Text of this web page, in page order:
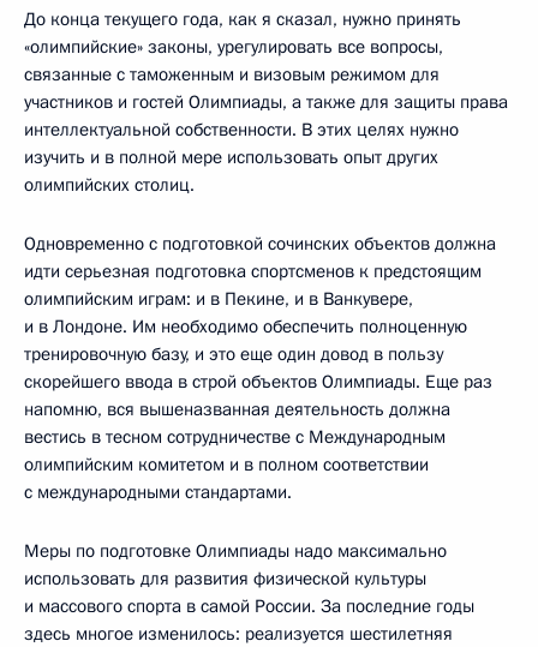
До конца текущего года, как я сказал, нужно принять
«олимпийские» законы, урегулировать все вопросы,
связанные с таможенным и визовым режимом для
участников и гостей Олимпиады, а также для защиты права
интеллектуальной собственности. В этих целях нужно
изучить и в полной мере использовать опыт других
олимпийских столиц.
Одновременно с подготовкой сочинских объектов должна
идти серьезная подготовка спортсменов к предстоящим
олимпийским играм: и в Пекине, и в Ванкувере,
и в Лондоне. Им необходимо обеспечить полноценную
тренировочную базу, и это еще один довод в пользу
скорейшего ввода в строй объектов Олимпиады. Еще раз
напомню, вся вышеназванная деятельность должна
вестись в тесном сотрудничестве с Международным
олимпийским комитетом и в полном соответствии
с международными стандартами.
Меры по подготовке Олимпиады надо максимально
использовать для развития физической культуры
и массового спорта в самой России. За последние годы
здесь многое изменилось: реализуется шестилетняя